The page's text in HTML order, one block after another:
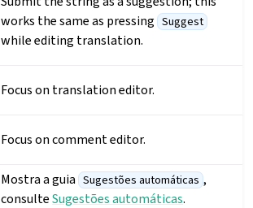
works the same as pressing Suggest
while editing translation.
Focus on translation editor.
Focus on comment editor.
Mostra a guia Sugestões automáticas ,
consulteSugestões automáticas.